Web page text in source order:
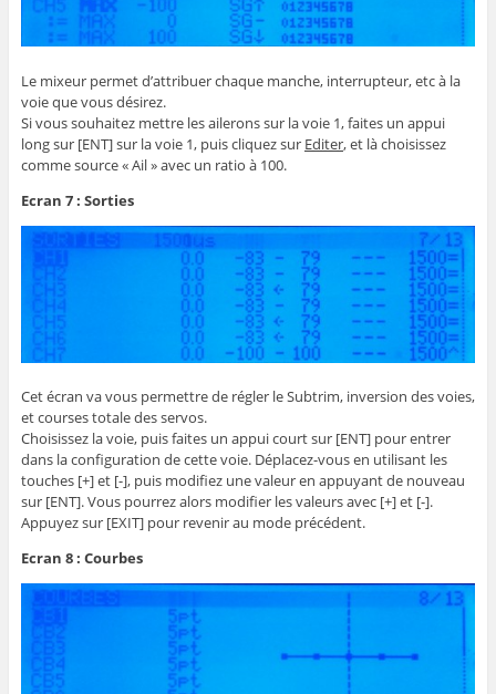
Le mixeur permet d’attribuer chaque manche, interrupteur, etc à la
voie que vous désirez.
Si vous souhaitez mettre les ailerons sur la voie 1, faites un appui
long sur [ENT] sur la voie 1, puis cliquez sur Editer, et là choisissez
comme source « Ail » avec un ratio à 100.
Ecran 7 : Sorties
Cet écran va vous permettre de régler le Subtrim, inversion des voies,
et courses totale des servos.
Choisissez la voie, puis faites un appui court sur [ENT] pour entrer
dans la configuration de cette voie. Déplacez-vous en utilisant les
touches [+] et [-], puis modifiez une valeur en appuyant de nouveau
sur [ENT]. Vous pourrez alors modifier les valeurs avec [+] et [-].
Appuyez sur [EXIT] pour revenir au mode précédent.
Ecran 8 : Courbes